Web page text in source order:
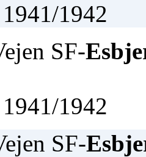
1942
SF-
1942
SF-